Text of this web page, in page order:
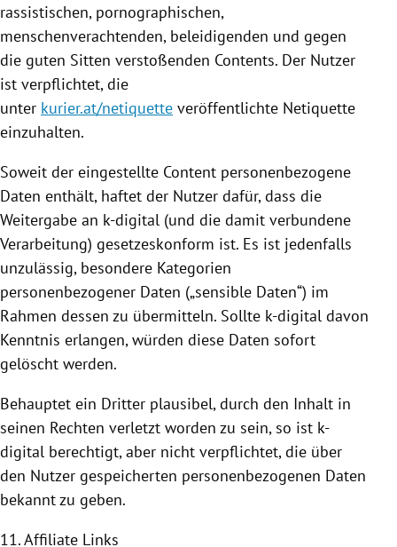
rassistischen, pornographischen,
menschenverachtenden, beleidigenden und gegen
die guten Sitten verstoßenden Contents. Der Nutzer
ist verpflichtet, die
unter kurier.at/netiquette veröffentlichte Netiquette
einzuhalten.
Soweit der eingestellte Content personenbezogene
Daten enthält, haftet der Nutzer dafür, dass die
Weitergabe an k-digital (und die damit verbundene
Verarbeitung) gesetzeskonform ist. Es ist jedenfalls
unzulässig, besondere Kategorien
personenbezogener Daten („sensible Daten“) im
Rahmen dessen zu übermitteln. Sollte k-digital davon
Kenntnis erlangen, würden diese Daten sofort
gelöscht werden.
Behauptet ein Dritter plausibel, durch den Inhalt in
seinen Rechten verletzt worden zu sein, so ist k-
digital berechtigt, aber nicht verpflichtet, die über
den Nutzer gespeicherten personenbezogenen Daten
bekannt zu geben.
11. Affiliate Links